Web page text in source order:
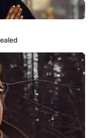
y GRATIS:
en español
te atrapará desde el
series chinas más
Dorama